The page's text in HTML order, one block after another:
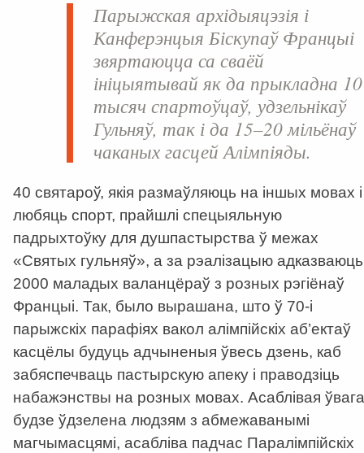
Парыжская архідыяцэзія і
Канферэнцыя Біскупаў Францыі
звяртаюцца са сваёй
ініцыятывай як да прыкладна 10
тысяч спартоўцаў, удзельнікаў
Гульняў, так і да 15–20 мільёнаў
чаканых гасцей Алімпіяды.
40 святароў, якія размаўляюць на іншых мовах і
любяць спорт, прайшлі спецыяльную
падрыхтоўку для душпастырства ў межах
«Святых гульняў», а за рэалізацыю адказваюць
2000 маладых валанцёраў з розных рэгіёнаў
Францыі. Так, было вырашана, што ў 70-і
парыжскіх парафіях вакол алімпійскіх аб’ектаў
касцёлы будуць адчыненыя ўвесь дзень, каб
забяспечваць пастырскую апеку і праводзіць
набажэнствы на розных мовах. Асаблівая ўвага
будзе ўдзелена людзям з абмежаванымі
магчымасцямі, асабліва падчас Паралімпійскіх